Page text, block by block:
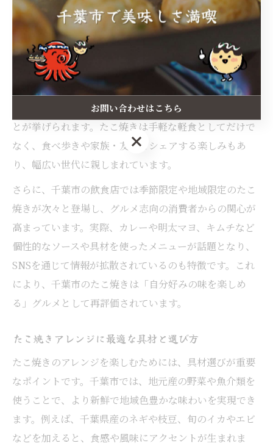
千葉市のたこ焼きアレンジが注目される理由
千葉市では、従来のソース味や青のり・かつお節といっ
た定番のたこ焼きだけでなく、多彩なアレンジが注目さ
れています。背景には、地元食材やユニークなトッピン
グを取り入れた新しい味わいを求める人が増えているこ
とが挙げられます。たこ焼きは手軽な軽食としてだけで
なく、食べ歩きや家族・友人とシェアする楽しみもあ
り、幅広い世代に親しまれています。
さらに、千葉市の飲食店では季節限定や地域限定のたこ
焼きが次々と登場し、グルメ志向の消費者からの関心が
高まっています。実際、カレーや明太マヨ、キムチなど
個性的なソースや具材を使ったメニューが話題となり、
SNSを通じて情報が拡散されているのも特徴です。これ
により、千葉市のたこ焼きは「自分好みの味を楽しめ
る」グルメとして再評価されています。
たこ焼きアレンジに最適な具材と選び方
たこ焼きのアレンジを楽しむためには、具材選びが重要
なポイントです。千葉市では、地元産の野菜や魚介類を
使うことで、より新鮮で地域色豊かな味わいを実現でき
ます。例えば、千葉県産のネギや枝豆、旬のイカやエビ
などを加えると、食感や風味にアクセントが生まれま
お問い合わせはこちら
お問い合わせはこちら